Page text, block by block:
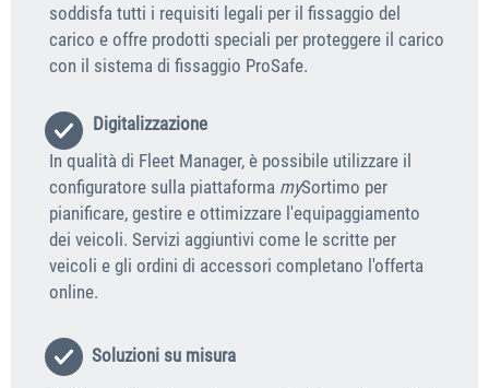
soddisfa tutti i requisiti legali per il fissaggio del
carico e offre prodotti speciali per proteggere il carico
con il sistema di fissaggio ProSafe.
Digitalizzazione
In qualità di Fleet Manager, è possibile utilizzare il
configuratore sulla piattaforma mySortimo per
pianificare, gestire e ottimizzare l'equipaggiamento
dei veicoli. Servizi aggiuntivi come le scritte per
veicoli e gli ordini di accessori completano l'offerta
online.
Soluzioni su misura